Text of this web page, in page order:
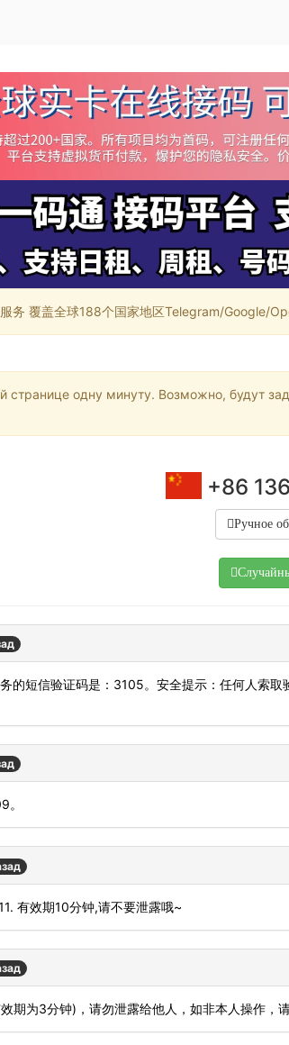
务 覆盖全球188个国家地区Telegram/Google/
странице одну минуту. Возможно, будут
+86
Ручное
的短信验证码是：3105。安全提示：任何人索
。
有效期10分钟,请不要泄露哦~
期为3分钟)，请勿泄露给他人，如非本人操作，请